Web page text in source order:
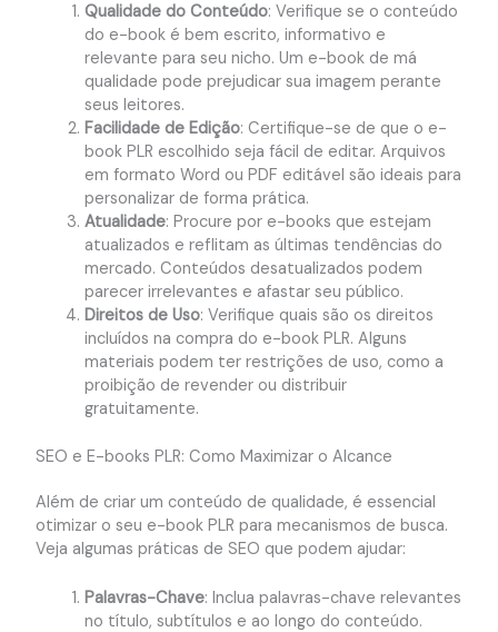
Qualidade do Conteúdo: Verifique se o conteúdo
do e-book é bem escrito, informativo e
relevante para seu nicho. Um e-book de má
qualidade pode prejudicar sua imagem perante
seus leitores.
Facilidade de Edição: Certifique-se de que o e-
book PLR escolhido seja fácil de editar. Arquivos
em formato Word ou PDF editável são ideais para
personalizar de forma prática.
Atualidade: Procure por e-books que estejam
atualizados e reflitam as últimas tendências do
mercado. Conteúdos desatualizados podem
parecer irrelevantes e afastar seu público.
Direitos de Uso: Verifique quais são os direitos
incluídos na compra do e-book PLR. Alguns
materiais podem ter restrições de uso, como a
proibição de revender ou distribuir
gratuitamente.
SEO e E-books PLR: Como Maximizar o Alcance
Além de criar um conteúdo de qualidade, é essencial
otimizar o seu e-book PLR para mecanismos de busca.
Veja algumas práticas de SEO que podem ajudar:
Palavras-Chave: Inclua palavras-chave relevantes
no título, subtítulos e ao longo do conteúdo.